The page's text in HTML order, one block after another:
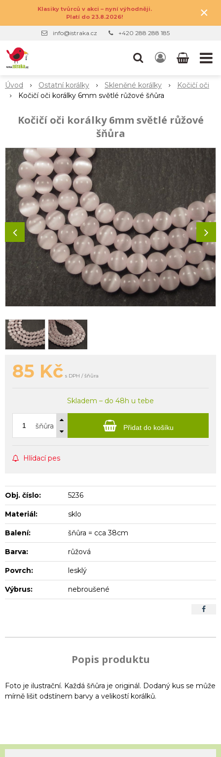
Klasiky tvůrců v akci – nyní výhodněji.
Platí do 23.8.2026!
×
info@istraka.cz +420 288 288 185
Úvod Ostatní korálky Skleněné korálky
Kočičí oči
Kočičí oči korálky 6mm světlé růžové šňůra
Kočičí oči korálky 6mm světlé růžové
šňůra
85 Kč s DPH / šňůra
Skladem – do 48h u tebe
šňůra Přidat do košíku
Hlídací pes
Obj. číslo: 5236
Materiál: sklo
Balení: šňůra = cca 38cm
Barva: růžová
Povrch: lesklý
Výbrus: nebroušené
Popis produktu
Foto je ilustrační. Každá šňůra je originál. Dodaný kus se může
mírně lišit odstínem barvy a velikostí korálků.